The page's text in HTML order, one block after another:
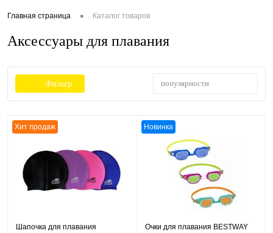
Главная страница • Каталог товаров
Аксессуары для плавания
Фильтр популярности
Хит продаж
Шапочка для плавания
Новинка
Очки для плавания BESTWAY